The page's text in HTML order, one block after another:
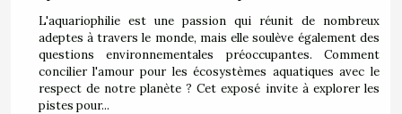
L'aquariophilie est une passion qui réunit de nombreux
adeptes à travers le monde, mais elle soulève également des
questions environnementales préoccupantes. Comment
concilier l'amour pour les écosystèmes aquatiques avec le
respect de notre planète ? Cet exposé invite à explorer les
pistes pour...